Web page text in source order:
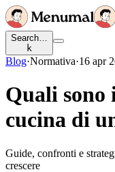
Search…
k
Blog·Normativa·16 apr
Quali sono
cucina di
Guide, confronti e
crescere